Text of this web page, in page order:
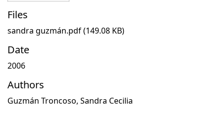
Files
sandra guzmán.pdf(149.08 KB)
Date
2006
Authors
Guzmán Troncoso, Sandra Cecilia